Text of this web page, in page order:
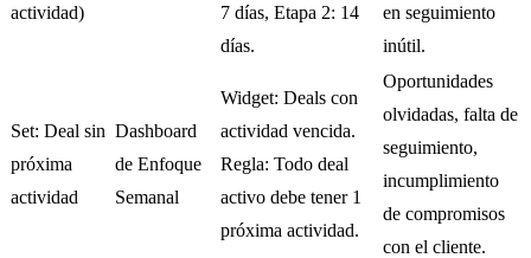
actividad)
7 días, Etapa 2: 14
días.
en seguimiento
inútil.
Set: Deal sin
próxima
actividad
Dashboard
de Enfoque
Semanal
Widget: Deals con
actividad vencida.
Regla: Todo deal
activo debe tener 1
próxima actividad.
Oportunidades
olvidadas, falta de
seguimiento,
incumplimiento
de compromisos
con el cliente.